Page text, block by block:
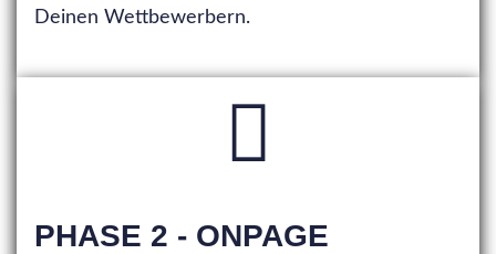
Deinen Wettbewerbern.
PHASE 2 - ONPAGE